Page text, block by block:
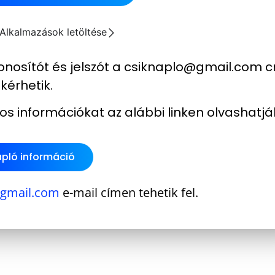
letöltése
és jelszót a csiknaplo@gmail.com
kérhetik.
információkat az alábbi linken
információ
e-mail címen tehetik fel.